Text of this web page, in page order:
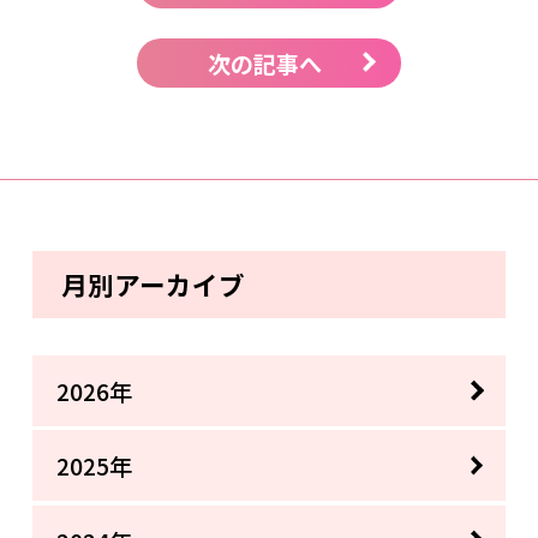
次の記事へ
月別アーカイブ
2026年
2025年